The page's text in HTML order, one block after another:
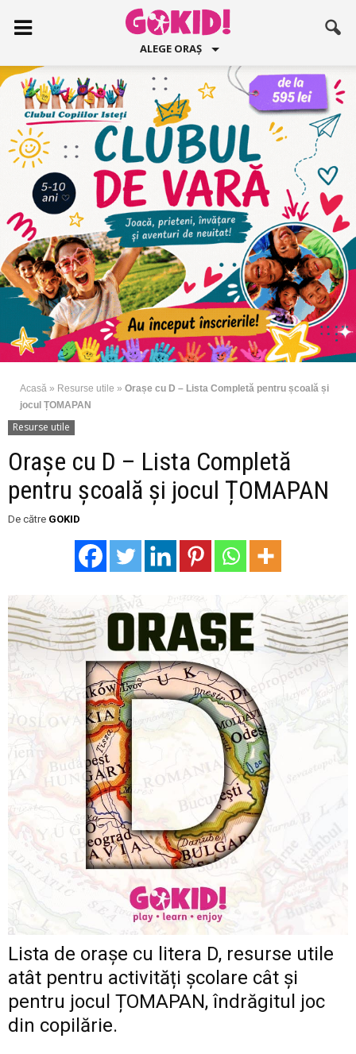
ALEGE ORAȘ
Acasă » Resurse utile » Orașe cu D – Lista Completă pentru școală și
jocul ȚOMAPAN
Resurse utile
Orașe cu D – Lista Completă
pentru școală și jocul ȚOMAPAN
De către GOKID
Lista de orașe cu litera D, resurse utile
atât pentru activități școlare cât și
pentru jocul ȚOMAPAN, îndrăgitul joc
din copilărie.